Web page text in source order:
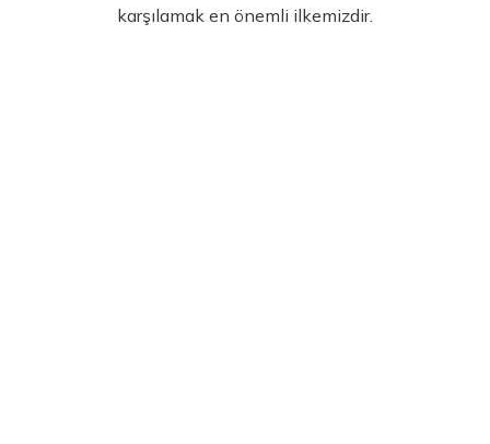
karşılamak en önemli ilkemizdir.